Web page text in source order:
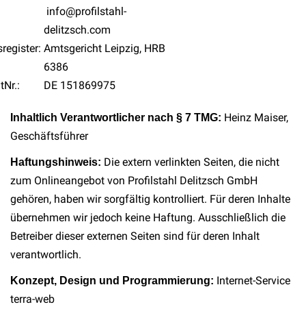
info@profilstahl-
delitzsch.com
Amtsgericht Leipzig, HRB
6386
DE 151869975
Inhaltlich Verantwortlicher nach § 7 TMG: Heinz Maiser,
Geschäftsführer
Haftungshinweis: Die extern verlinkten Seiten, die nicht
zum Onlineangebot von Profilstahl Delitzsch GmbH
gehören, haben wir sorgfältig kontrolliert. Für deren Inhalte
übernehmen wir jedoch keine Haftung. Ausschließlich die
Betreiber dieser externen Seiten sind für deren Inhalt
verantwortlich.
Konzept, Design und Programmierung: Internet-Service
terra-web